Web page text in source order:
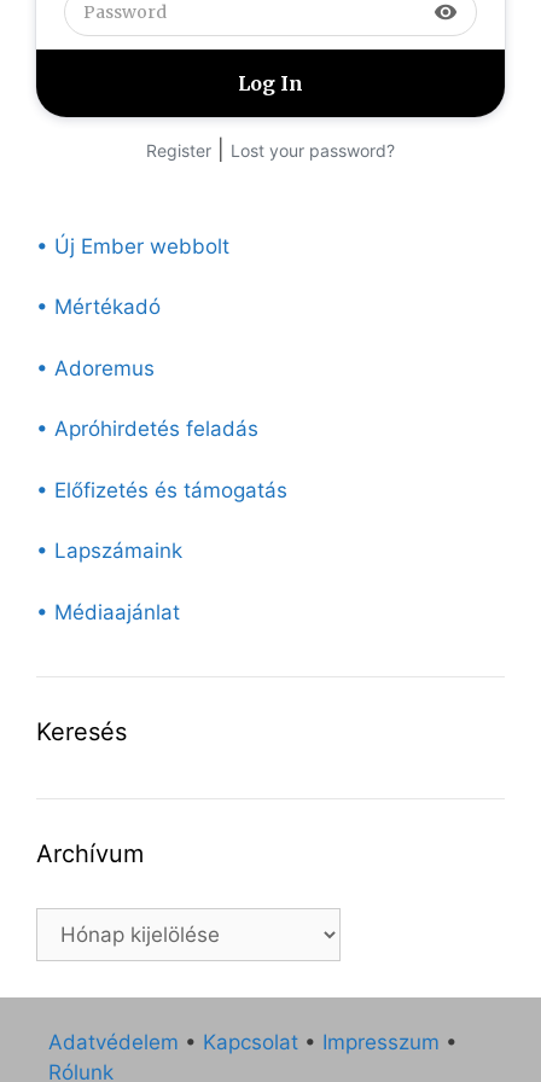
visibility
Register Lost your password?
• Új Ember webbolt
• Mértékadó
• Adoremus
• Apróhirdetés feladás
• Előfizetés és támogatás
• Lapszámaink
• Médiaajánlat
Keresés
Archívum
Archívum
Adatvédelem • Kapcsolat • Impresszum •
Rólunk